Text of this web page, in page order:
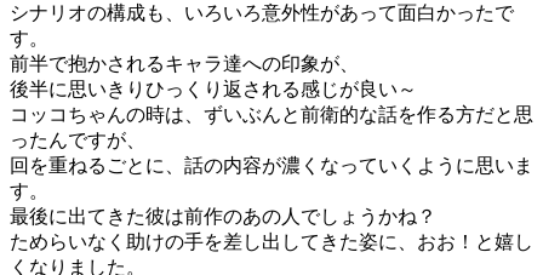
シナリオの構成も、いろいろ意外性があって面白かったで
す。
前半で抱かされるキャラ達への印象が、
後半に思いきりひっくり返される感じが良い～
コッコちゃんの時は、ずいぶんと前衛的な話を作る方だと思
ったんですが、
回を重ねるごとに、話の内容が濃くなっていくように思いま
す。
最後に出てきた彼は前作のあの人でしょうかね？
ためらいなく助けの手を差し出してきた姿に、おお！と嬉し
くなりました。